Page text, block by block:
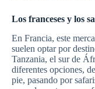
Los franceses y los
En Francia, este
suelen optar por
Tanzania, el sur de
diferentes opciones,
pie, pasando por